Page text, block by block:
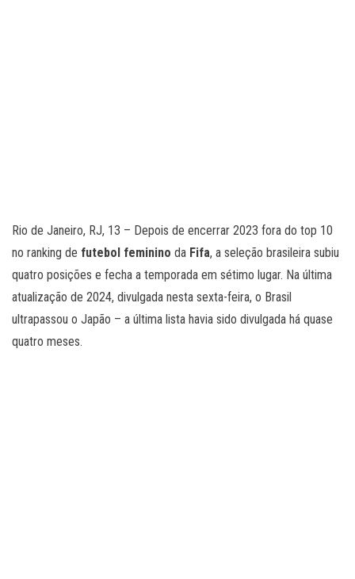
Rio de Janeiro, RJ, 13 – Depois de encerrar 2023 fora do top 10
no ranking de futebol feminino da Fifa, a seleção brasileira subiu
quatro posições e fecha a temporada em sétimo lugar. Na última
atualização de 2024, divulgada nesta sexta-feira, o Brasil
ultrapassou o Japão – a última lista havia sido divulgada há quase
quatro meses.